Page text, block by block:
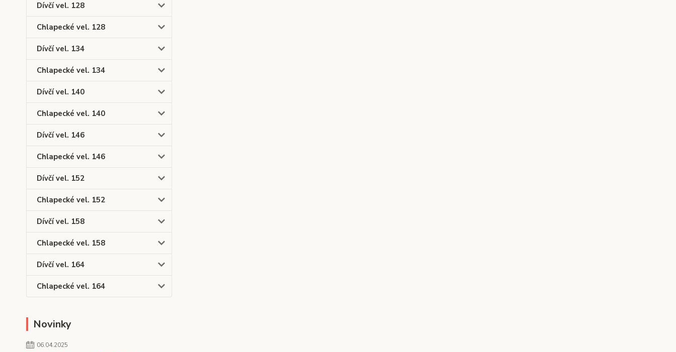
Dívčí vel. 128
Chlapecké vel. 128
Dívčí vel. 134
Chlapecké vel. 134
Dívčí vel. 140
Chlapecké vel. 140
Dívčí vel. 146
Chlapecké vel. 146
Dívčí vel. 152
Chlapecké vel. 152
Dívčí vel. 158
Chlapecké vel. 158
Dívčí vel. 164
Chlapecké vel. 164
Novinky
06.04.2025